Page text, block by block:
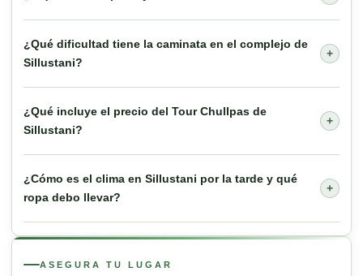
¿Qué dificultad tiene la caminata en el complejo de
Sillustani?
+
¿Qué incluye el precio del Tour Chullpas de
Sillustani?
+
¿Cómo es el clima en Sillustani por la tarde y qué
ropa debo llevar?
+
ASEGURA TU LUGAR